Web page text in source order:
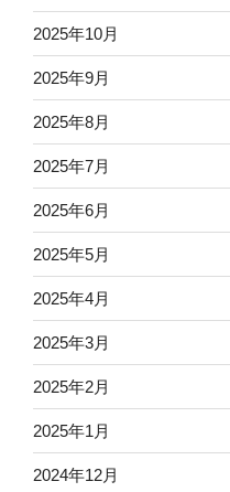
2025年10月
2025年9月
2025年8月
2025年7月
2025年6月
2025年5月
2025年4月
2025年3月
2025年2月
2025年1月
2024年12月